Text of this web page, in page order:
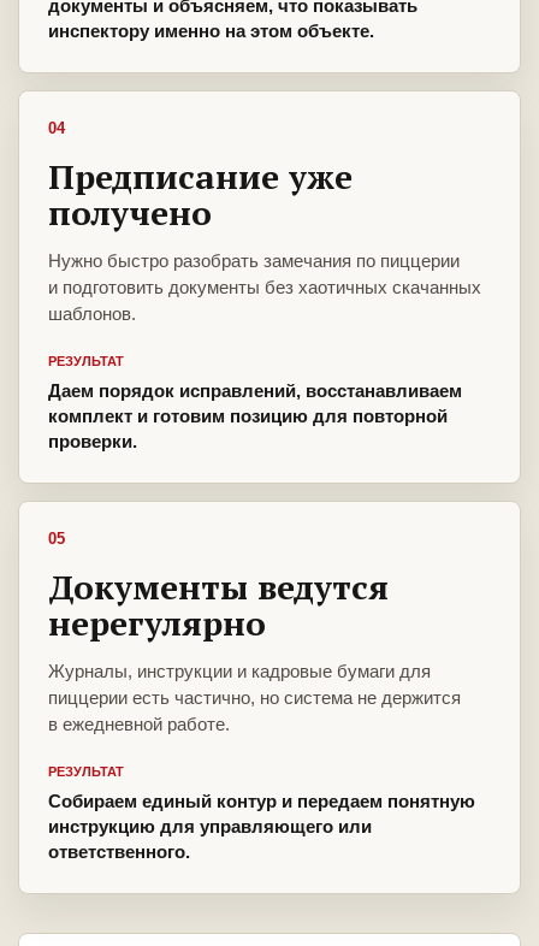
документы и объясняем, что показывать
инспектору именно на этом объекте.
04
Предписание уже
получено
Нужно быстро разобрать замечания по пиццерии
и подготовить документы без хаотичных скачанных
шаблонов.
РЕЗУЛЬТАТ
Даем порядок исправлений, восстанавливаем
комплект и готовим позицию для повторной
проверки.
05
Документы ведутся
нерегулярно
Журналы, инструкции и кадровые бумаги для
пиццерии есть частично, но система не держится
в ежедневной работе.
РЕЗУЛЬТАТ
Собираем единый контур и передаем понятную
инструкцию для управляющего или
ответственного.